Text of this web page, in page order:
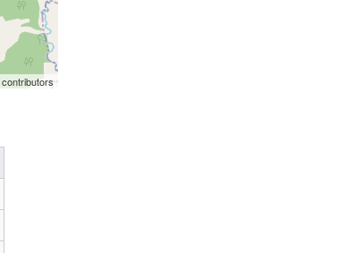
contributors